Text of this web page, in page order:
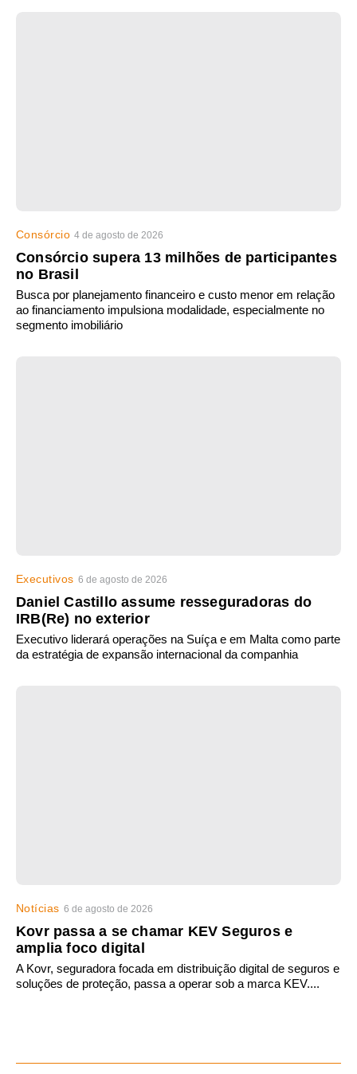
Consórcio 4 de agosto de 2026
Consórcio supera 13 milhões de participantes
no Brasil
Busca por planejamento financeiro e custo menor em relação
ao financiamento impulsiona modalidade, especialmente no
segmento imobiliário
Executivos 6 de agosto de 2026
Daniel Castillo assume resseguradoras do
IRB(Re) no exterior
Executivo liderará operações na Suíça e em Malta como parte
da estratégia de expansão internacional da companhia
Notícias 6 de agosto de 2026
Kovr passa a se chamar KEV Seguros e
amplia foco digital
A Kovr, seguradora focada em distribuição digital de seguros e
soluções de proteção, passa a operar sob a marca KEV....